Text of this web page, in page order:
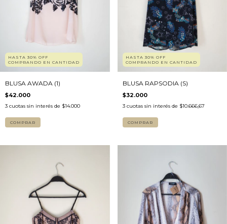
HASTA 30% OFF
COMPRANDO EN CANTIDAD
BLUSA AWADA (1)
$42.000
3 cuotas sin interés de $14.000
COMPRAR
HASTA 30% OFF
COMPRANDO EN CANTIDAD
BLUSA RAPSODIA (S)
$32.000
3 cuotas sin interés de $10.666,67
COMPRAR